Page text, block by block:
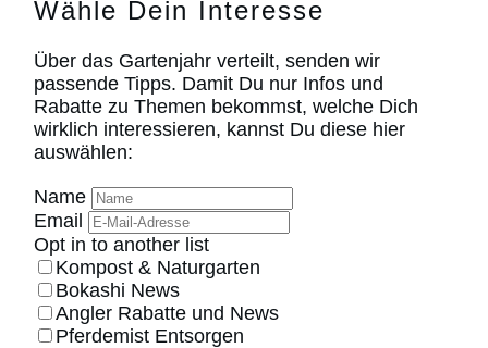
Wähle Dein Interesse
Über das Gartenjahr verteilt, senden wir
passende Tipps. Damit Du nur Infos und
Rabatte zu Themen bekommst, welche Dich
wirklich interessieren, kannst Du diese hier
auswählen:
Name
Email
Opt in to another list
Kompost & Naturgarten
Bokashi News
Angler Rabatte und News
Pferdemist Entsorgen